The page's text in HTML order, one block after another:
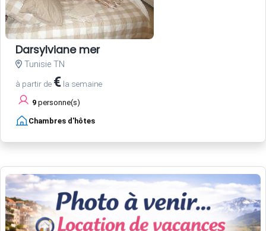
Darsylviane mer
Tunisie TN
à partir de € la semaine
9 personne(s)
Chambres d'hôtes